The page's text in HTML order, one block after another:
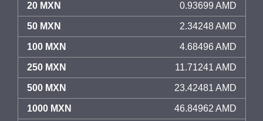
20 MXN 0.93699 AMD
50 MXN 2.34248 AMD
100 MXN 4.68496 AMD
250 MXN 11.71241 AMD
500 MXN 23.42481 AMD
1000 MXN 46.84962 AMD